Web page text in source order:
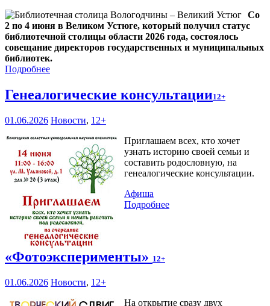
Со
2 по 4 июня в Великом Устюге, который получил статус
библиотечной столицы области 2026 года, состоялось
совещание директоров государственных и муниципальных
библиотек.
Подробнее
Генеалогические консультации12+
01.06.2026 Новости, 12+
Приглашаем всех, кто хочет
узнать историю своей семьи и
составить родословную, на
генеалогические консультации.
Афиша
Подробнее
«Фотоэксперименты» 12+
01.06.2026 Новости, 12+
На открытие сразу двух